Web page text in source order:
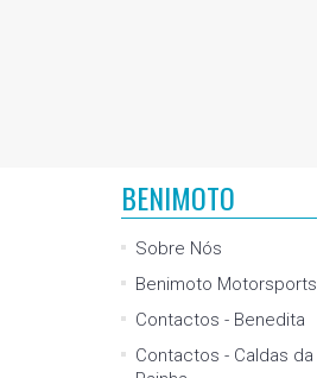
BENIMOTO
Sobre Nós
Benimoto Motorsports
Contactos - Benedita
Contactos - Caldas da